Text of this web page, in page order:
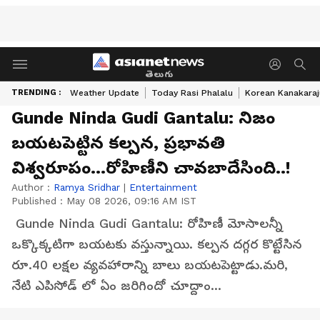
తెలుగు
TRENDING : Weather Update Today Rasi Phalalu Korean
Gunde Ninda Gudi Gantalu: నిజం
బయటపెట్టిన కల్పన, ప్రభావతి
విశ్వరూపం...రోహిణీని చావబాదేసింది..!
Author : Ramya Sridhar | Entertainment
Published : May 08 2026, 09:16 AM IST
Gunde Ninda Gudi Gantalu: రోహిణీ మోసాలన్నీ
ఒక్కొక్కటిగా బయటకు వస్తున్నాయి. కల్పన దగ్గర కొట్టేసిన
రూ.40 లక్షల వ్యవహారాన్ని బాలు బయటపెట్టాడు.మరి,
నేటి ఎపిసోడ్ లో ఏం జరిగిందో చూద్దాం...